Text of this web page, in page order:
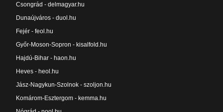
Csongrád - delmagyar.hu
Dunaújváros - duol.hu
Fejér - feol.hu
Győr-Moson-Sopron - kisalfold.hu
Hajdú-Bihar - haon.hu
Heves - heol.hu
Jász-Nagykun-Szolnok - szoljon.hu
Komárom-Esztergom - kemma.hu